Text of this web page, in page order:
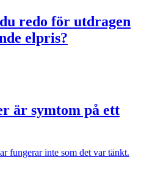
redo för utdragen
elpris?
är symtom på ett
fungerar inte som det var tänkt.